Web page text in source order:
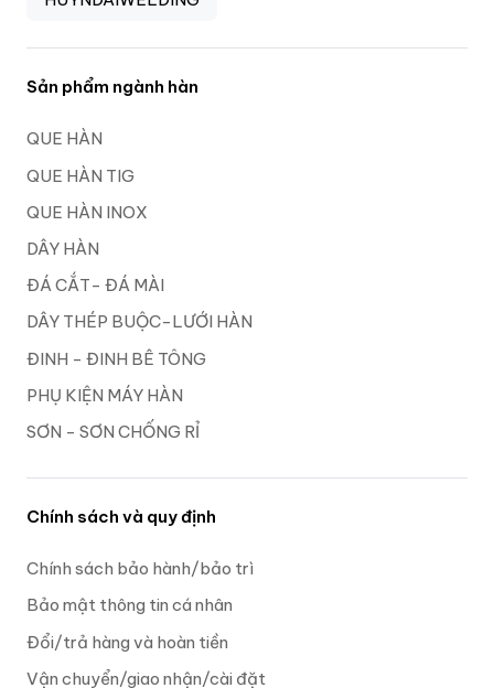
Sản phẩm ngành hàn
QUE HÀN
QUE HÀN TIG
QUE HÀN INOX
DÂY HÀN
ĐÁ CẮT- ĐÁ MÀI
DÂY THÉP BUỘC-LƯỚI HÀN
ĐINH - ĐINH BÊ TÔNG
PHỤ KIỆN MÁY HÀN
SƠN - SƠN CHỐNG RỈ
Chính sách và quy định
Chính sách bảo hành/bảo trì
Bảo mật thông tin cá nhân
Đổi/trả hàng và hoàn tiền
Vận chuyển/giao nhận/cài đặt